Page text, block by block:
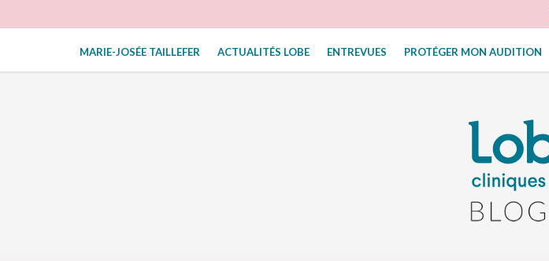
MARIE-JOSÉE TAILLEFER ACTUALITÉS LOBE ENTREVUES PROTÉGER MON AUDITION